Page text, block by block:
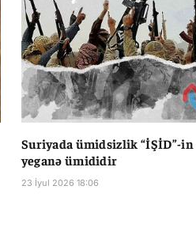
Suriyada ümidsizlik “İŞİD”-in
yeganə ümididir
23 İyul 2026 18:06